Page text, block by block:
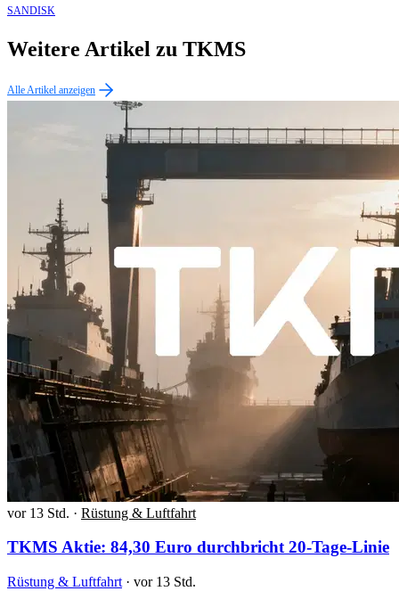
SANDISK
Weitere Artikel zu TKMS
Alle Artikel anzeigen
vor 13 Std. · Rüstung & Luftfahrt
TKMS Aktie: 84,30 Euro durchbricht 20-Tage-Linie
Rüstung & Luftfahrt · vor 13 Std.